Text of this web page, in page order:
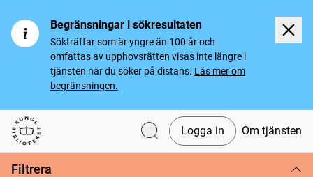
Begränsningar i sökresultaten
Sökträffar som är yngre än 100 år och
omfattas av upphovsrätten visas inte längre i
tjänsten när du söker på distans. Läs mer om
begränsningen.
Svenska tidningar
Logga in Om tjänsten
Filtrera